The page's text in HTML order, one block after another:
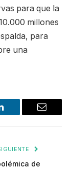
para que la
millones
para
una
Email
de